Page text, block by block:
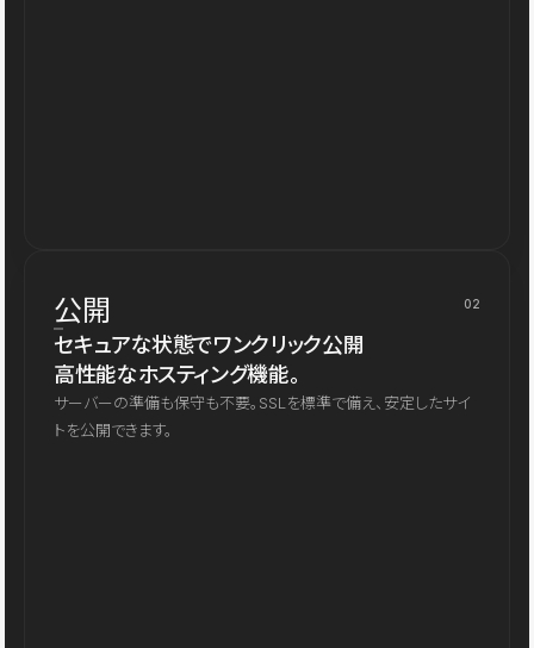
公開 02
セキュアな状態でワンクリック公開
高性能なホスティング機能。
サーバーの準備も保守も不要。SSLを標準で備え、安定したサイ
トを公開できます。